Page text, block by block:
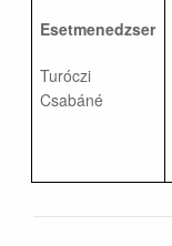
Esetmenedzser
Turóczi
Csabáné